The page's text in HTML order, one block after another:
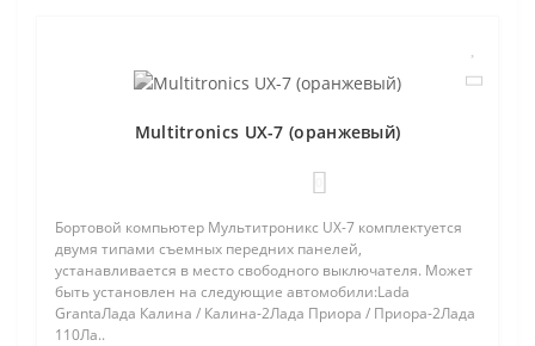
Multitronics UX-7 (оранжевый)
Бортовой компьютер Мультитроникс UX-7 комплектуется
двумя типами съемных передних панелей,
устанавливается в место свободного выключателя. Может
быть установлен на следующие автомобили:Lada
GrantaЛада Калина / Калина-2Лада Приора / Приора-2Лада
110Ла..